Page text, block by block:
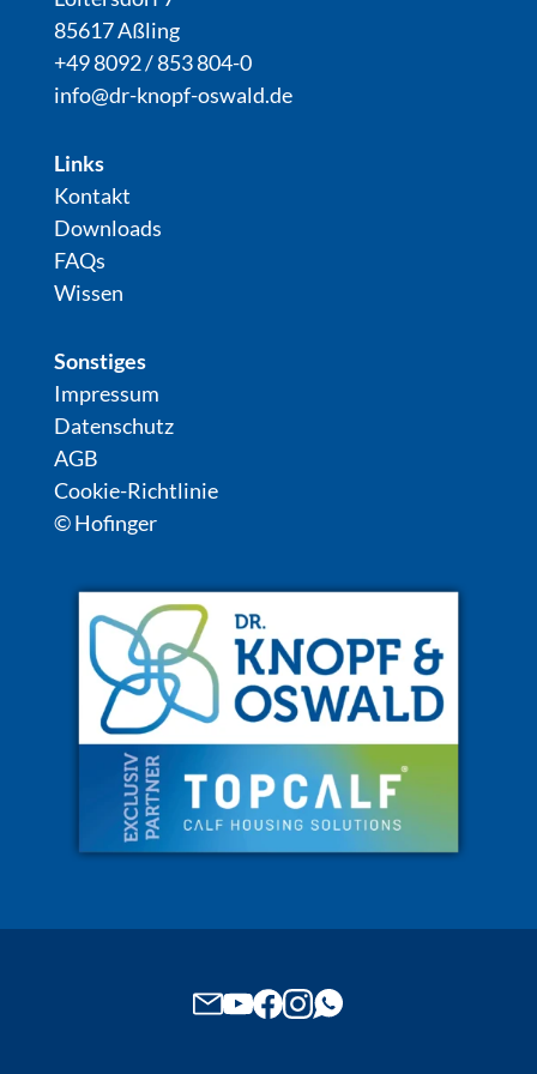
85617 Aßling
+49 8092 / 853 804-0
info@dr-knopf-oswald.de
Links
Kontakt
Downloads
FAQs
Wissen
Sonstiges
Impressum
Datenschutz
AGB
Cookie-Richtlinie
© Hofinger